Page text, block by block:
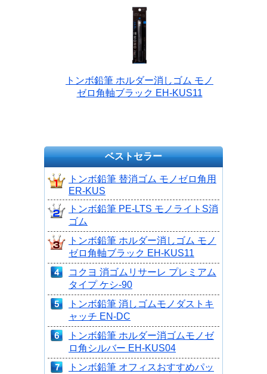
トンボ鉛筆 ホルダー消しゴム モノ
ゼロ角軸ブラック EH-KUS11
ベストセラー
トンボ鉛筆 替消ゴム モノゼロ角用
ER-KUS
トンボ鉛筆 PE-LTS モノライトS消
ゴム
トンボ鉛筆 ホルダー消しゴム モノ
ゼロ角軸ブラック EH-KUS11
コクヨ 消ゴムリサーレ プレミアム
タイプ ケシ-90
トンボ鉛筆 消しゴムモノダストキ
ャッチ EN-DC
トンボ鉛筆 ホルダー消ゴムモノゼ
ロ角シルバー EH-KUS04
トンボ鉛筆 オフィスおすすめパッ